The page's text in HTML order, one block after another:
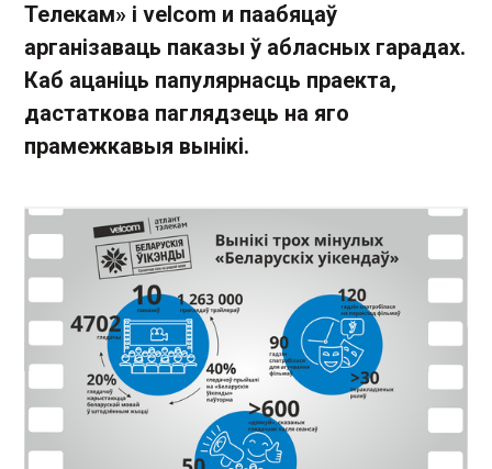
Телекам» і velcom и паабяцаў
арганізаваць паказы ў абласных гарадах.
Каб ацаніць папулярнасць праекта,
дастаткова паглядзець на яго
прамежкавыя вынікі.